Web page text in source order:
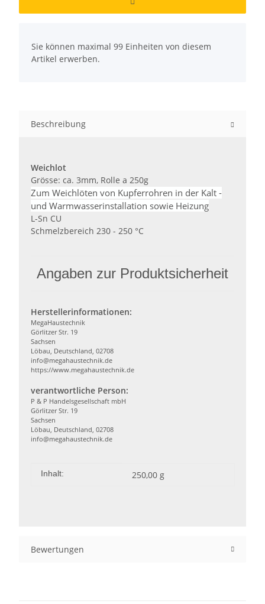
Sie können maximal 99 Einheiten von diesem
Artikel erwerben.
Beschreibung
Weichlot
Grösse: ca. 3mm, Rolle a 250g
Zum Weichlöten von Kupferrohren in der Kalt -
und Warmwasserinstallation sowie Heizung
L-Sn CU
Schmelzbereich 230 - 250 °C
Angaben zur Produktsicherheit
Herstellerinformationen:
MegaHaustechnik
Görlitzer Str. 19
Sachsen
Löbau, Deutschland, 02708
info@megahaustechnik.de
https://www.megahaustechnik.de
verantwortliche Person:
P & P Handelsgesellschaft mbH
Görlitzer Str. 19
Sachsen
Löbau, Deutschland, 02708
info@megahaustechnik.de
Produkteigenschaft
Wert
Inhalt: 250,00 g
Bewertungen